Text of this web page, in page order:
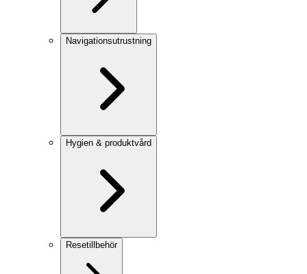
Navigationsutrustning
Hygien & produktvård
Resetillbehör